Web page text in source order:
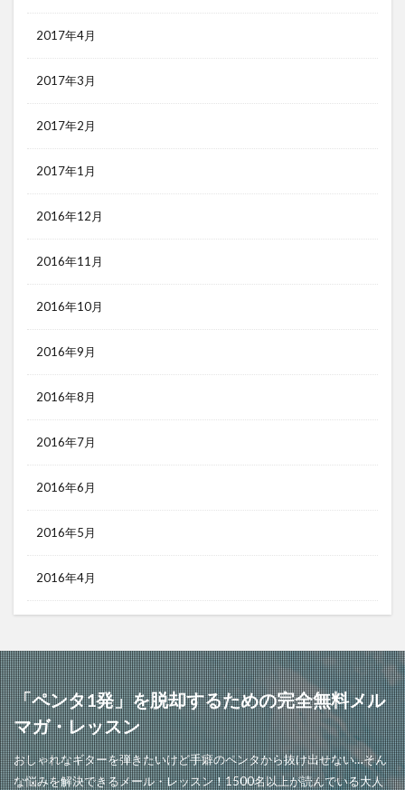
2017年4月
2017年3月
2017年2月
2017年1月
2016年12月
2016年11月
2016年10月
2016年9月
2016年8月
2016年7月
2016年6月
2016年5月
2016年4月
「ペンタ1発」を脱却するための完全無料メル
マガ・レッスン
おしゃれなギターを弾きたいけど手癖のペンタから抜け出せない…そん
な悩みを解決できるメール・レッスン！1500名以上が読んでいる大人